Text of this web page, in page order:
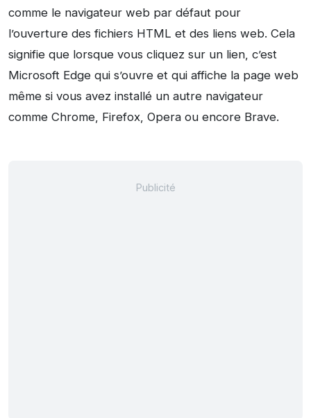
comme le navigateur web par défaut pour
l’ouverture des fichiers HTML et des liens web. Cela
signifie que lorsque vous cliquez sur un lien, c’est
Microsoft Edge qui s’ouvre et qui affiche la page web
même si vous avez installé un autre navigateur
comme Chrome, Firefox, Opera ou encore Brave.